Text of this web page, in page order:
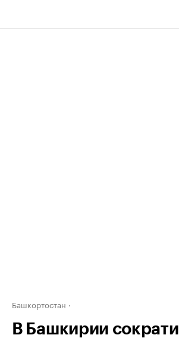
Башкортостан
В Башкирии